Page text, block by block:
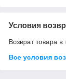
Условия
Возврат товара в
Все условия